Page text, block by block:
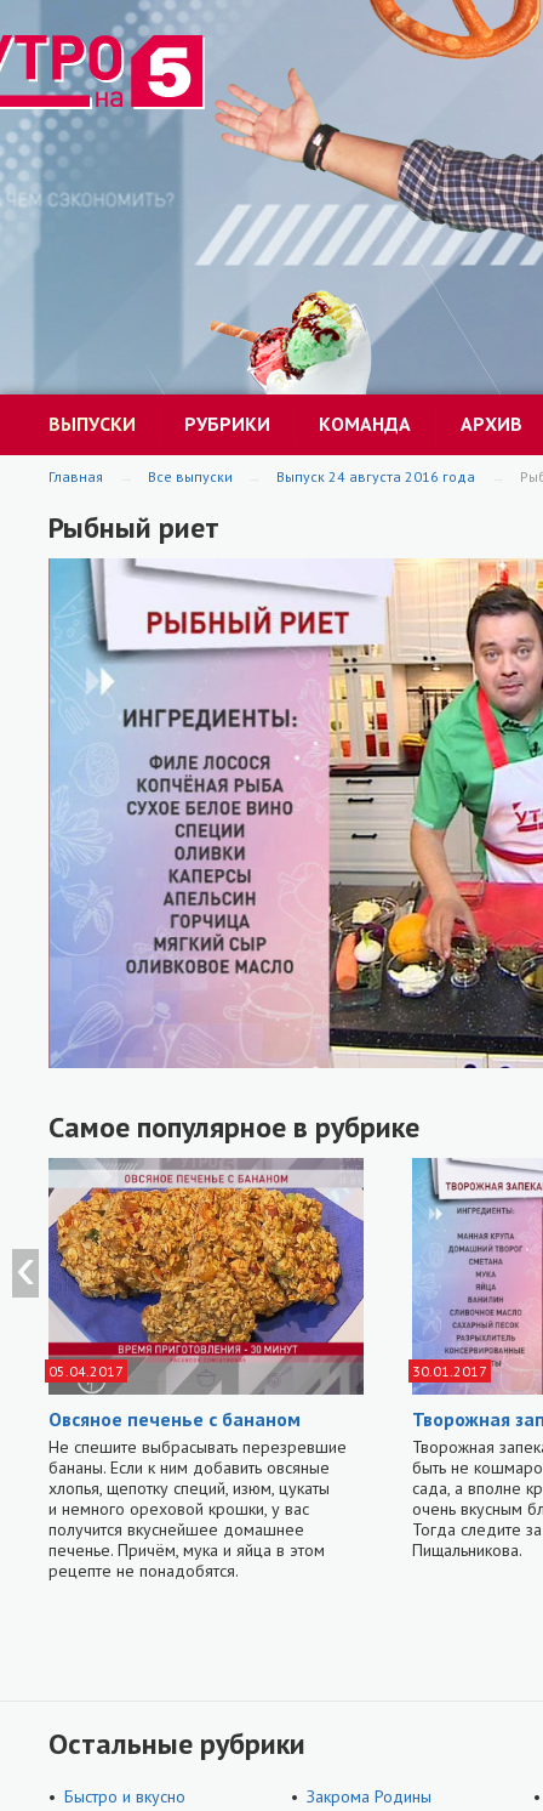
ВЫПУСКИ РУБРИКИ КОМАНДА АРХИВ
Главная Все выпуски Выпуск 24 августа 2016 года
Рыбный риет
Самое популярное в рубрике
05.04.2017
Овсяное печенье с бананом
Не спешите выбрасывать перезревшие
бананы. Если к ним добавить овсяные
хлопья, щепотку специй, изюм, цукаты
и немного ореховой крошки, у вас
получится вкуснейшее домашнее
печенье. Причём, мука и яйца в этом
рецепте не понадобятся.
30.01.2017
Творожная
Творожная
быть не
сада, а вполне
очень вкусным
Тогда следите
Пищальникова.
Остальные рубрики
Быстро и вкусно
Закрома Родины